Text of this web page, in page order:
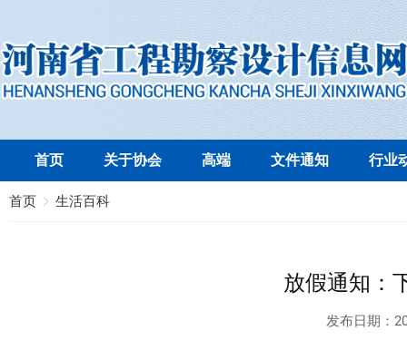
首页 关于协会 高端 文件通知 行业
首页 生活百科
放假通知：
发布日期：